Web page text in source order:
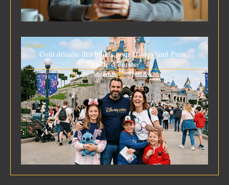
Loisirs
Coût détaillé des billets pour Disneyland Paris :
guide d’entrée
De : Valérian 31/07/2026